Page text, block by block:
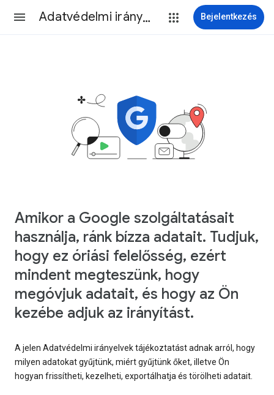
Adatvédelmi irányelvek Bejelentkezés
Amikor a Google szolgáltatásait
használja, ránk bízza adatait. Tudjuk,
hogy ez óriási felelősség, ezért
mindent megteszünk, hogy
megóvjuk adatait, és hogy az Ön
kezébe adjuk az irányítást.
A jelen Adatvédelmi irányelvek tájékoztatást adnak arról, hogy
milyen adatokat gyűjtünk, miért gyűjtünk őket, illetve Ön
hogyan frissítheti, kezelheti, exportálhatja és törölheti adatait.